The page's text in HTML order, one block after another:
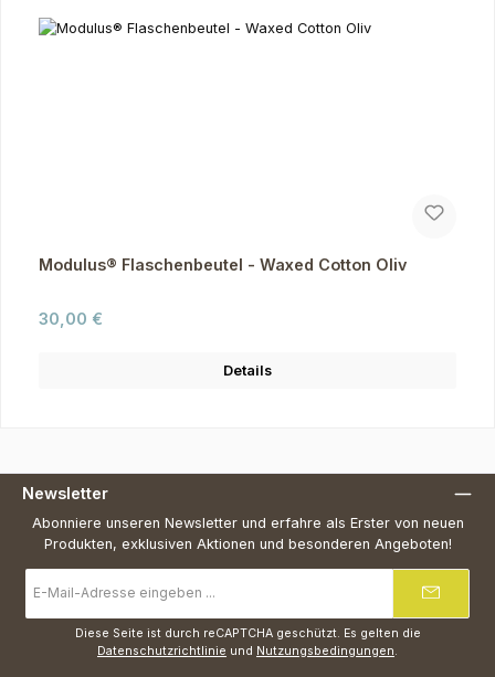
Modulus® Flaschenbeutel - Waxed Cotton Oliv
Regulärer Preis:
30,00 €
Details
Newsletter
Abonniere unseren Newsletter und erfahre als Erster von neuen
Produkten, exklusiven Aktionen und besonderen Angeboten!
Mail-
Adresse
Diese Seite ist durch reCAPTCHA geschützt. Es gelten die
Datenschutzrichtlinie und Nutzungsbedingungen.